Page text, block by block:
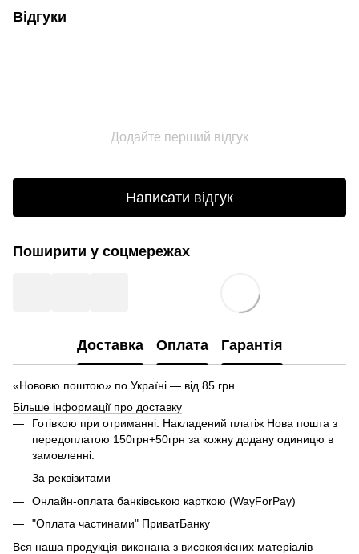
Відгуки
Додайте перший відгук
Написати відгук
Поширити у соцмережах
Доставка Оплата Гарантія
«Нововю поштою» по Україні — від 85 грн.
Більше інформації про доставку
Готівкою при отриманні. Накладений платіж Нова пошта з
передоплатою 150грн+50грн за кожну додану одиницю в
замовленні.
За реквізитами
Онлайн-оплата банківською карткою (WayForPay)
"Оплата частинами" ПриватБанку
Вся наша продукція виконана з високоякісних матеріалів